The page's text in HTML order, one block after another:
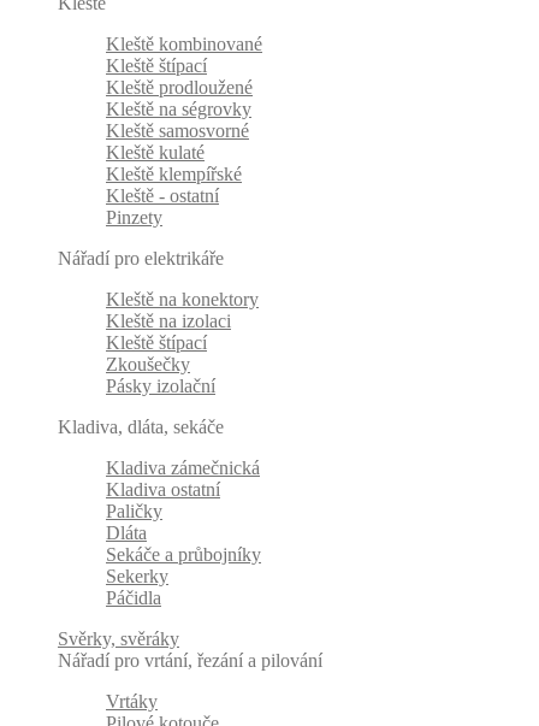
Kleště kombinované
Kleště štípací
Kleště prodloužené
Kleště na ségrovky
Kleště samosvorné
Kleště kulaté
Kleště klempířské
Kleště - ostatní
Pinzety
Nářadí pro elektrikáře
Kleště na konektory
Kleště na izolaci
Kleště štípací
Zkoušečky
Pásky izolační
Kladiva, dláta, sekáče
Kladiva zámečnická
Kladiva ostatní
Paličky
Dláta
Sekáče a průbojníky
Sekerky
Páčidla
Svěrky, svěráky
Nářadí pro vrtání, řezání a pilování
Vrtáky